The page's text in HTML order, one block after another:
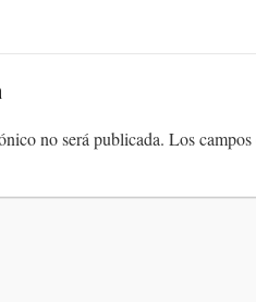
no será publicada. Los